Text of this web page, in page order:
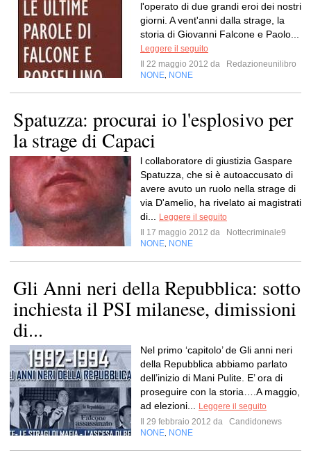
l'operato di due grandi eroi dei nostri
giorni. A vent'anni dalla strage, la
storia di Giovanni Falcone e Paolo...
Leggere il seguito
Il 22 maggio 2012 da
Redazioneunilibro
NONE NONE
Spatuzza: procurai io l'esplosivo per
la strage di Capaci
l collaboratore di giustizia Gaspare
Spatuzza, che si è autoaccusato di
avere avuto un ruolo nella strage di
via D'amelio, ha rivelato ai magistrati
di...
Leggere il seguito
Il 17 maggio 2012 da
Nottecriminale9
NONE NONE
Gli Anni neri della Repubblica: sotto
inchiesta il PSI milanese, dimissioni
di...
Nel primo ‘capitolo’ de Gli anni neri
della Repubblica abbiamo parlato
dell’inizio di Mani Pulite. E’ ora di
proseguire con la storia….A maggio,
ad elezioni...
Leggere il seguito
Il 29 febbraio 2012 da
Candidonews
NONE NONE